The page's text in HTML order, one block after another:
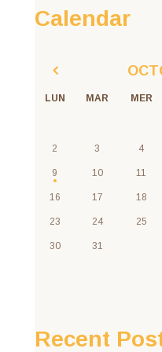
Calendar
LUN MAR MER
2 3 4
9 10 11
16 17 18
23 24 25
30 31
Recent